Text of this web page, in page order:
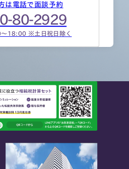
は電話で面談予約
80-2929
18:00 ※土日祝日除く